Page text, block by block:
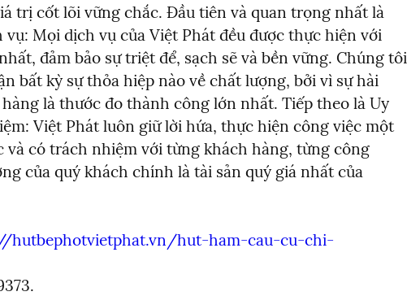
trị cốt lõi vững chắc. Đầu tiên và quan trọng nhất là
vụ: Mọi dịch vụ của Việt Phát đều được thực hiện với
đảm bảo sự triệt để, sạch sẽ và bền vững. Chúng tôi
bất kỳ sự thỏa hiệp nào về chất lượng, bởi vì sự hài
là thước đo thành công lớn nhất. Tiếp theo là Uy
Việt Phát luôn giữ lời hứa, thực hiện công việc một
và có trách nhiệm với từng khách hàng, từng công
của quý khách chính là tài sản quý giá nhất của
hutbephotvietphat.vn/hut-ham-cau-cu-chi-